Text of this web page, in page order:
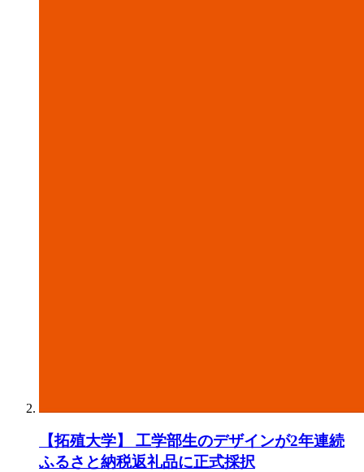
【拓殖⼤学】 ⼯学部⽣のデザインが2年連続
ふるさと納税返礼品に正式採択